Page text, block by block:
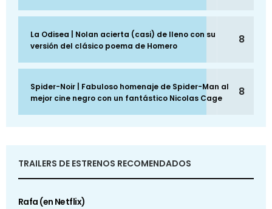
La Odisea | Nolan acierta (casi) de lleno con su
versión del clásico poema de Homero
8
Spider-Noir | Fabuloso homenaje de Spider-Man al
mejor cine negro con un fantástico Nicolas Cage
8
TRAILERS DE ESTRENOS RECOMENDADOS
Rafa (en Netflix)